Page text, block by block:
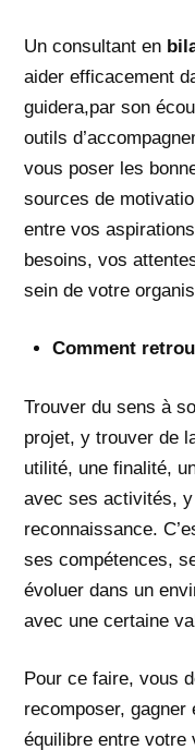
Un consultant en
aider efficacement
guidera,par son
outils
vous poser les
sources de
entre vos
besoins, vos
sein de votre
Comment
Trouver du sens à
projet, y trouver de
utilité, une finalité,
avec ses activités,
reconnaissance.
ses compétences,
évoluer dans un
avec une certaine
Pour ce faire, vous
recomposer,
équilibre entre votre